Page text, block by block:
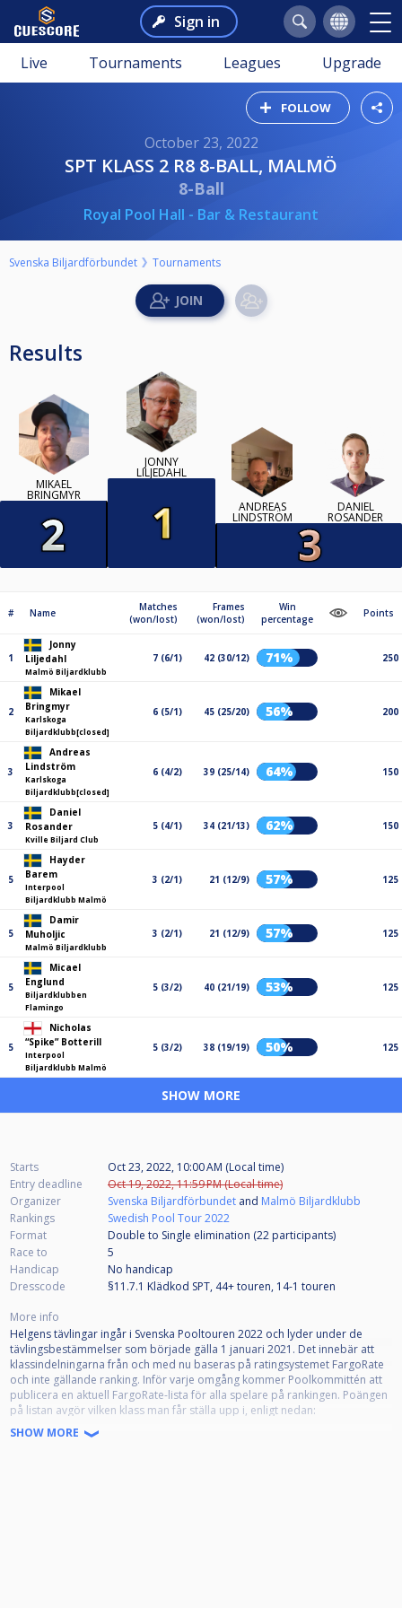
Sign in
Live Tournaments Leagues Upgrade
FOLLOW
October 23, 2022
SPT KLASS 2 R8 8-BALL, MALMÖ
8-Ball
Royal Pool Hall - Bar & Restaurant
Svenska Biljardförbundet Tournaments
Results
MIKAEL
BRINGMYR
JONNY
LILJEDAHL
ANDREAS
LINDSTRÖM
DANIEL
ROSANDER
# Name
Matches
(won/lost)
Frames
(won/lost)
Win
percentage
Points
1
Jonny
Liljedahl
Malmö Biljardklubb
7 (6/1) 42 (30/12) 71% 250
2
Mikael
Bringmyr
Karlskoga
Biljardklubb[closed]
6 (5/1) 45 (25/20) 56% 200
3
Andreas
Lindström
Karlskoga
Biljardklubb[closed]
6 (4/2) 39 (25/14) 64% 150
3
Daniel
Rosander
Kville Biljard Club
5 (4/1) 34 (21/13) 62% 150
5
Hayder
Barem
Interpool
Biljardklubb Malmö
3 (2/1) 21 (12/9) 57% 125
5
Damir
Muholjic
Malmö Biljardklubb
3 (2/1) 21 (12/9) 57% 125
5
Micael
Englund
Biljardklubben
Flamingo
5 (3/2) 40 (21/19) 53% 125
5
Nicholas
“Spike” Botterill
Interpool
Biljardklubb Malmö
5 (3/2) 38 (19/19) 50% 125
SHOW MORE
Starts
Oct 23, 2022, 10:00 AM (Local time)
Entry deadline
Oct 19, 2022, 11:59 PM (Local time)
Organizer
Svenska Biljardförbundet and Malmö Biljardklubb
Rankings
Swedish Pool Tour 2022
Format
Double to Single elimination (22 participants)
Race to
5
Handicap
No handicap
Dresscode
§11.7.1 Klädkod SPT, 44+ touren, 14-1 touren
More info
Helgens tävlingar ingår i Svenska Pooltouren 2022 och lyder under de
tävlingsbestämmelser som började gälla 1 januari 2021. Det innebär att
klassindelningarna från och med nu baseras på ratingsystemet FargoRate
och inte gällande ranking. Inför varje omgång kommer Poolkommittén att
publicera en aktuell FargoRate-lista för alla spelare på rankingen. Poängen
på listan avgör vilken klass man får ställa upp i, enligt nedan:
Elit : Öppen för alla
SHOW MORE